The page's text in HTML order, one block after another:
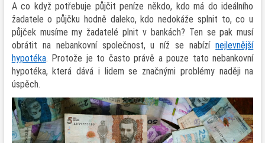
A co když potřebuje půjčit peníze někdo, kdo má do ideálního
žadatele o půjčku hodně daleko, kdo nedokáže splnit to, co u
půjček musíme my žadatelé plnit v bankách? Ten se pak musí
obrátit na nebankovní společnost, u níž se nabízínejlevnější
hypotéka. Protože je to často právě a pouze tato nebankovní
hypotéka, která dává i lidem se značnými problémy naději na
úspěch.